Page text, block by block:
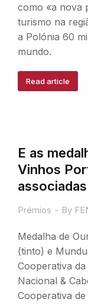
como «a nova
turismo na
a Polónia 60
mundo.
Read article
E as
Vinhos
Prémios By
Medalha de
(tinto) e
Cooperativa
Nacional &
Cooperativa